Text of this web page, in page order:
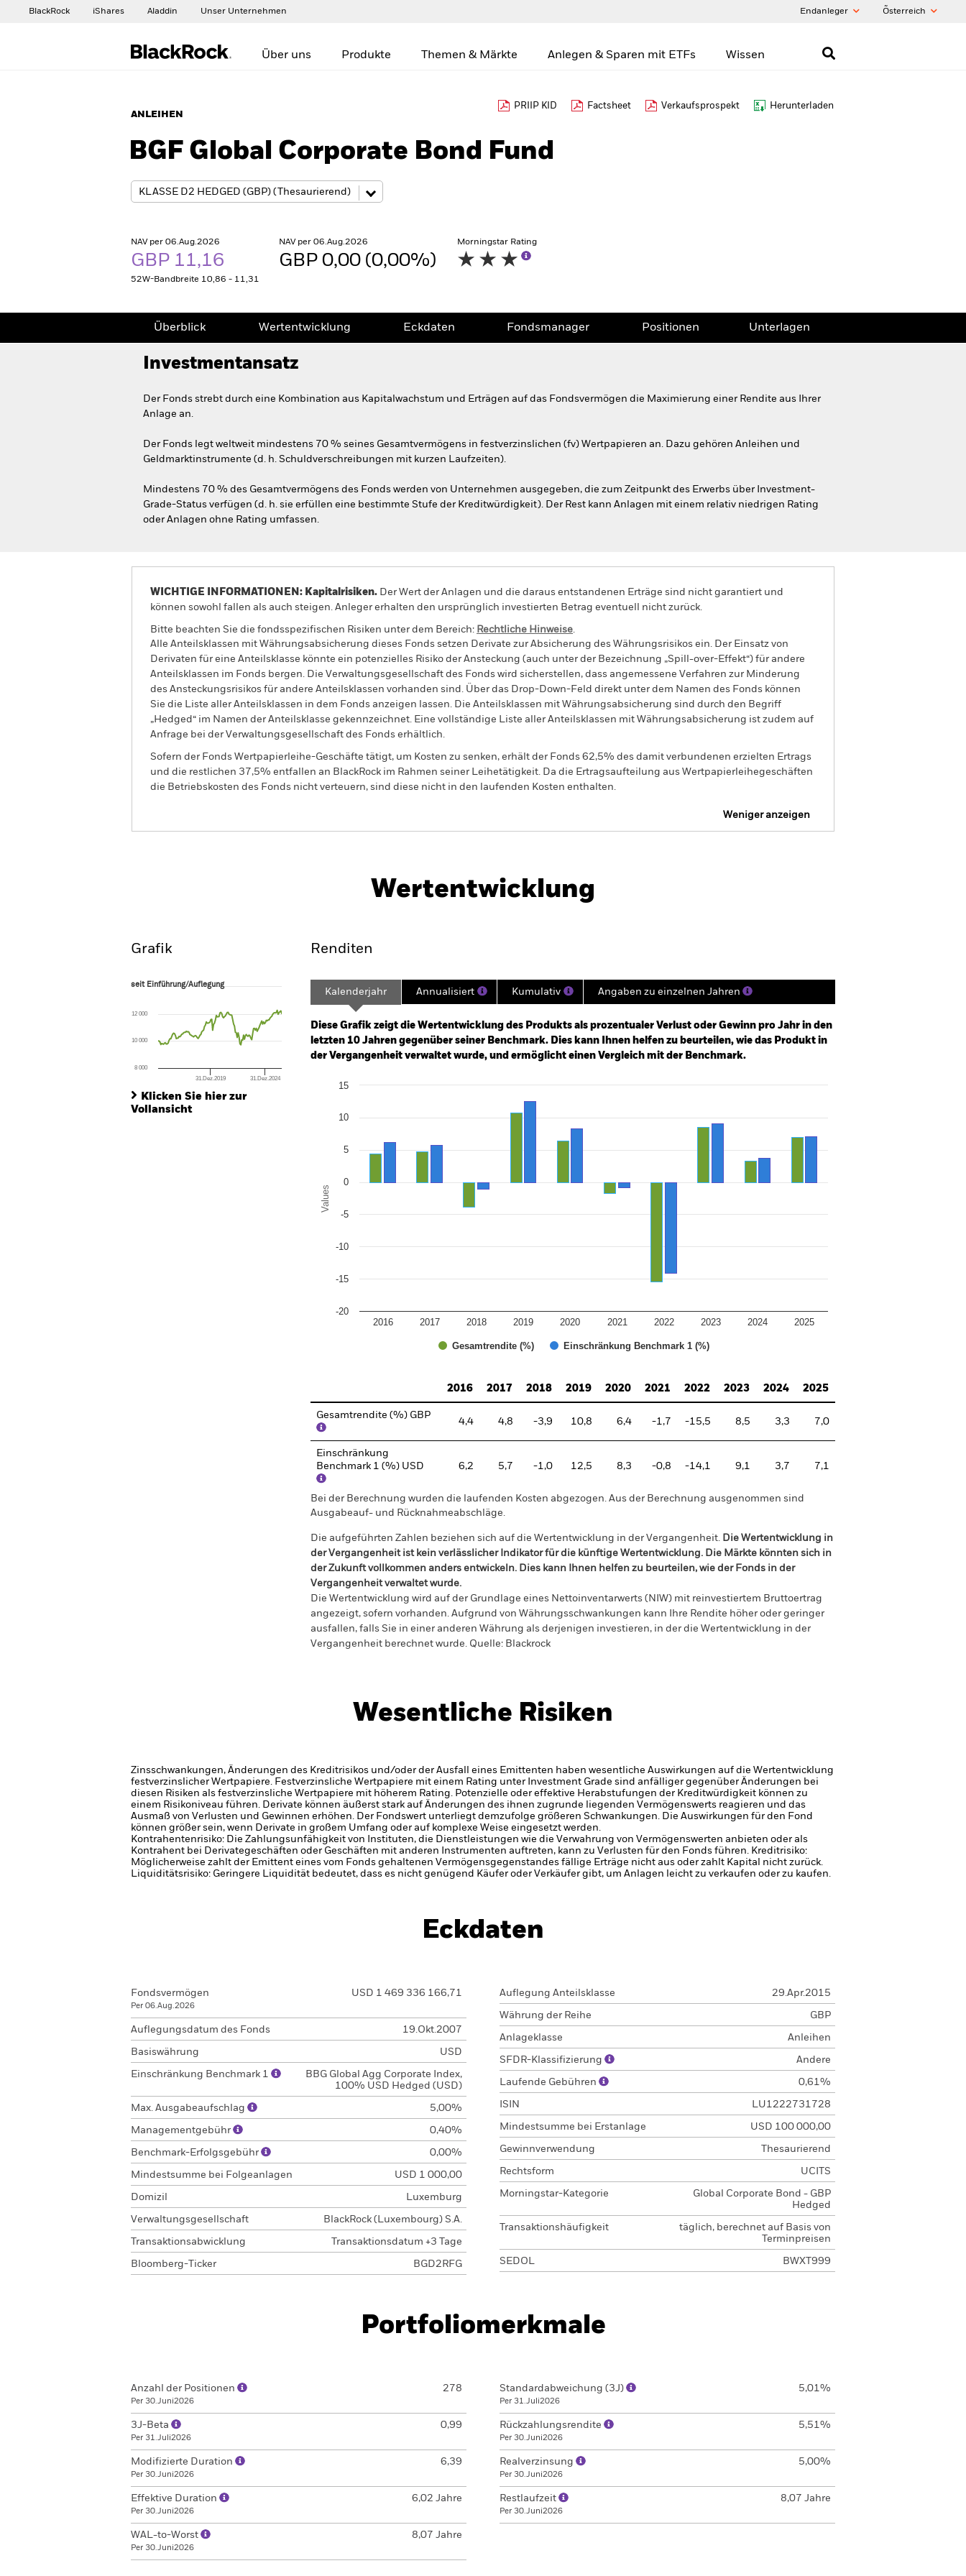
BlackRock iShares Aladdin Unser Unternehmen Endanleger Õsterreich
Über uns Produkte Themen & Märkte Anlegen & Sparen mit ETFs Wissen
ANLEIHEN
PRIIP KID Factsheet Verkaufsprospekt Herunterladen
BGF Global Corporate Bond Fund
NAV per 06.Aug.2026
GBP 11,16
52W-Bandbreite 10,86 - 11,31
NAV per 06.Aug.2026
GBP 0,00 (0,00%)
Morningstar Rating
Überblick Wertentwicklung Eckdaten Fondsmanager Positionen Unterlagen
Investmentansatz
Der Fonds strebt durch eine Kombination aus Kapitalwachstum und Erträgen auf das Fondsvermögen die Maximierung einer Rendite aus Ihrer
Anlage an.
Der Fonds legt weltweit mindestens 70 % seines Gesamtvermögens in festverzinslichen (fv) Wertpapieren an. Dazu gehören Anleihen und
Geldmarktinstrumente (d. h. Schuldverschreibungen mit kurzen Laufzeiten).
Mindestens 70 % des Gesamtvermögens des Fonds werden von Unternehmen ausgegeben, die zum Zeitpunkt des Erwerbs über Investment-
Grade-Status verfügen (d. h. sie erfüllen eine bestimmte Stufe der Kreditwürdigkeit). Der Rest kann Anlagen mit einem relativ niedrigen Rating
oder Anlagen ohne Rating umfassen.
WICHTIGE INFORMATIONEN: Kapitalrisiken. Der Wert der Anlagen und die daraus entstandenen Erträge sind nicht garantiert und
können sowohl fallen als auch steigen. Anleger erhalten den ursprünglich investierten Betrag eventuell nicht zurück.
Bitte beachten Sie die fondsspezifischen Risiken unter dem Bereich: Rechtliche Hinweise.
Alle Anteilsklassen mit Währungsabsicherung dieses Fonds setzen Derivate zur Absicherung des Währungsrisikos ein. Der Einsatz von
Derivaten für eine Anteilsklasse könnte ein potenzielles Risiko der Ansteckung (auch unter der Bezeichnung „Spill-over-Effekt“) für andere
Anteilsklassen im Fonds bergen. Die Verwaltungsgesellschaft des Fonds wird sicherstellen, dass angemessene Verfahren zur Minderung
des Ansteckungsrisikos für andere Anteilsklassen vorhanden sind. Über das Drop-Down-Feld direkt unter dem Namen des Fonds können
Sie die Liste aller Anteilsklassen in dem Fonds anzeigen lassen. Die Anteilsklassen mit Währungsabsicherung sind durch den Begriff
„Hedged“ im Namen der Anteilsklasse gekennzeichnet. Eine vollständige Liste aller Anteilsklassen mit Währungsabsicherung ist zudem auf
Anfrage bei der Verwaltungsgesellschaft des Fonds erhältlich.
Sofern der Fonds Wertpapierleihe-Geschäfte tätigt, um Kosten zu senken, erhält der Fonds 62,5% des damit verbundenen erzielten Ertrags
und die restlichen 37,5% entfallen an BlackRock im Rahmen seiner Leihetätigkeit. Da die Ertragsaufteilung aus Wertpapierleihegeschäften
die Betriebskosten des Fonds nicht verteuern, sind diese nicht in den laufenden Kosten enthalten.
Weniger anzeigen
Eckdaten Fondsmanager
Wertentwicklung
Grafik
seit Einführung/Auflegung
The chart has 1 X axis displaying Time. Range: 2015-03-01 00:00:00 to 2026-07-31 00:00:00.
The chart has 1 Y axis displaying values. Range: -20 to 40.
seit Einführung/Auflegung
31.Dez.2019 31.Dez.2024
8 000
10 000
12 000
Klicken Sie hier zur
Vollansicht
Renditen
Kalenderjahr Annualisiert Kumulativ Angaben zu einzelnen Jahren
Diese Grafik zeigt die Wertentwicklung des Produkts als prozentualer Verlust oder Gewinn pro Jahr in den
letzten 10 Jahren gegenüber seiner Benchmark. Dies kann Ihnen helfen zu beurteilen, wie das Produkt in
der Vergangenheit verwaltet wurde, und ermöglicht einen Vergleich mit der Benchmark.
Bar chart with 2 data series.
The chart has 1 Y axis displaying Values. Range: -20 to 15.
Values
Gesamtrendite (%) Einschränkung Benchmark 1 (%)
2016 2017 2018 2019 2020 2021 2022 2023 2024 2025
-20
-15
-10
-5
0
5
10
15
2016
2017 2018 2019 2020 2021 2022 2023 2024 2025
Gesamtrendite (%) GBP
4,4 4,8 -3,9 10,8 6,4 -1,7 -15,5 8,5 3,3 7,0
Einschränkung
Benchmark 1 (%) USD
6,2 5,7 -1,0 12,5 8,3 -0,8 -14,1 9,1 3,7 7,1
Bei der Berechnung wurden die laufenden Kosten abgezogen. Aus der Berechnung ausgenommen sind
Ausgabeauf- und Rücknahmeabschläge.
Die aufgeführten Zahlen beziehen sich auf die Wertentwicklung in der Vergangenheit. Die Wertentwicklung in
der Vergangenheit ist kein verlässlicher Indikator für die künftige Wertentwicklung. Die Märkte könnten sich in
der Zukunft vollkommen anders entwickeln. Dies kann Ihnen helfen zu beurteilen, wie der Fonds in der
Vergangenheit verwaltet wurde.
Die Wertentwicklung wird auf der Grundlage eines Nettoinventarwerts (NIW) mit reinvestiertem Bruttoertrag
angezeigt, sofern vorhanden. Aufgrund von Währungsschwankungen kann Ihre Rendite höher oder geringer
ausfallen, falls Sie in einer anderen Währung als derjenigen investieren, in der die Wertentwicklung in der
Vergangenheit berechnet wurde. Quelle: Blackrock
Wesentliche Risiken
Zinsschwankungen, Änderungen des Kreditrisikos und/oder der Ausfall eines Emittenten haben wesentliche Auswirkungen auf die Wertentwicklung
festverzinslicher Wertpapiere. Festverzinsliche Wertpapiere mit einem Rating unter Investment Grade sind anfälliger gegenüber Änderungen bei
diesen Risiken als festverzinsliche Wertpapiere mit höherem Rating. Potenzielle oder effektive Herabstufungen der Kreditwürdigkeit können zu
einem Risikoniveau führen. Derivate können äußerst stark auf Änderungen des ihnen zugrunde liegenden Vermögenswerts reagieren und das
Ausmaß von Verlusten und Gewinnen erhöhen. Der Fondswert unterliegt demzufolge größeren Schwankungen. Die Auswirkungen für den Fond
können größer sein, wenn Derivate in großem Umfang oder auf komplexe Weise eingesetzt werden.
Kontrahentenrisiko: Die Zahlungsunfähigkeit von Instituten, die Dienstleistungen wie die Verwahrung von Vermögenswerten anbieten oder als
Kontrahent bei Derivategeschäften oder Geschäften mit anderen Instrumenten auftreten, kann zu Verlusten für den Fonds führen. Kreditrisiko:
Möglicherweise zahlt der Emittent eines vom Fonds gehaltenen Vermögensgegenstandes fällige Erträge nicht aus oder zahlt Kapital nicht zurück.
Liquiditätsrisiko: Geringere Liquidität bedeutet, dass es nicht genügend Käufer oder Verkäufer gibt, um Anlagen leicht zu verkaufen oder zu kaufen.
Eckdaten
Fondsvermögen
Per 06.Aug.2026
USD 1 469 336 166,71
Auflegungsdatum des Fonds 19.Okt.2007
Basiswährung USD
Einschränkung Benchmark 1
BBG Global Agg Corporate Index,
100% USD Hedged (USD)
Max. Ausgabeaufschlag 5,00%
Managementgebühr 0,40%
Benchmark-Erfolgsgebühr 0,00%
Mindestsumme bei Folgeanlagen USD 1 000,00
Domizil Luxemburg
Verwaltungsgesellschaft BlackRock (Luxembourg) S.A.
Transaktionsabwicklung Transaktionsdatum +3 Tage
Bloomberg-Ticker BGD2RFG
Auflegung Anteilsklasse 29.Apr.2015
Währung der Reihe GBP
Anlageklasse Anleihen
SFDR-Klassifizierung Andere
Laufende Gebühren 0,61%
ISIN LU1222731728
Mindestsumme bei Erstanlage USD 100 000,00
Gewinnverwendung Thesaurierend
Rechtsform UCITS
Morningstar-Kategorie
Global Corporate Bond - GBP
Hedged
Transaktionshäufigkeit
täglich, berechnet auf Basis von
Terminpreisen
SEDOL BWXT999
Portfoliomerkmale
Anzahl der Positionen
Per 30.Juni2026
278
3J-Beta
Per 31.Juli2026
0,99
Modifizierte Duration
Per 30.Juni2026
6,39
Effektive Duration
Per 30.Juni2026
6,02 Jahre
WAL-to-Worst
Per 30.Juni2026
8,07 Jahre
Standardabweichung (3J)
Per 31.Juli2026
5,01%
Rückzahlungsrendite
Per 30.Juni2026
5,51%
Realverzinsung
Per 30.Juni2026
5,00%
Restlaufzeit
Per 30.Juni2026
8,07 Jahre